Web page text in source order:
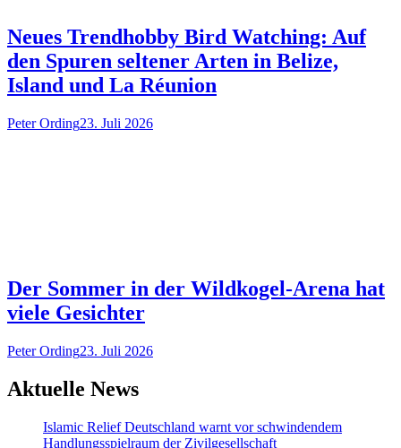
Neues Trendhobby Bird Watching: Auf
den Spuren seltener Arten in Belize,
Island und La Réunion
Peter Ording23. Juli 2026
Der Sommer in der Wildkogel-Arena hat
viele Gesichter
Peter Ording23. Juli 2026
Aktuelle News
Islamic Relief Deutschland warnt vor schwindendem
Handlungsspielraum der Zivilgesellschaft